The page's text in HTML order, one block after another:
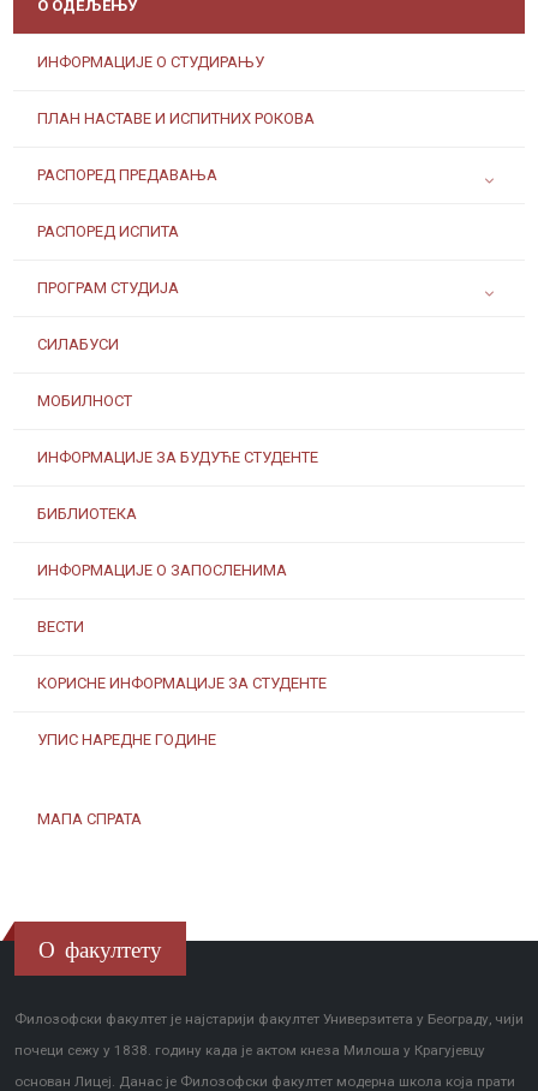
О ОДЕЉЕЊУ
ИНФОРМАЦИЈЕ О СТУДИРАЊУ
ПЛАН НАСТАВЕ И ИСПИТНИХ РОКОВА
РАСПОРЕД ПРЕДАВАЊА
РАСПОРЕД ИСПИТА
ПРОГРАМ СТУДИЈА
СИЛАБУСИ
МОБИЛНОСТ
ИНФОРМАЦИЈЕ ЗА БУДУЋЕ СТУДЕНТЕ
БИБЛИОТЕКА
ИНФОРМАЦИЈЕ О ЗАПОСЛЕНИМА
ВЕСТИ
КОРИСНЕ ИНФОРМАЦИЈЕ ЗА СТУДЕНТЕ
УПИС НАРЕДНЕ ГОДИНЕ
МАПА СПРАТА
О факултету
Филозофски факултет је најстарији факултет Универзитета у Београду, чији
почеци сежу у 1838. годину када је актом кнеза Милоша у Крагујевцу
основан Лицеј. Данас је Филозофски факултет модерна школа која прати